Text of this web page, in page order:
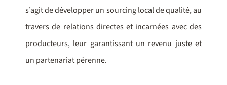
s’agit de développer un sourcing local de qualité, au
travers de relations directes et incarnées avec des
producteurs, leur garantissant un revenu juste et
un partenariat pérenne.